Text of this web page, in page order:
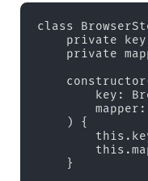
class
private
private
key:
    ) {
    }